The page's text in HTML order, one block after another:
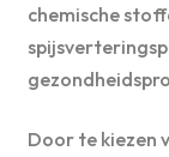
chemische
Door te kiezen